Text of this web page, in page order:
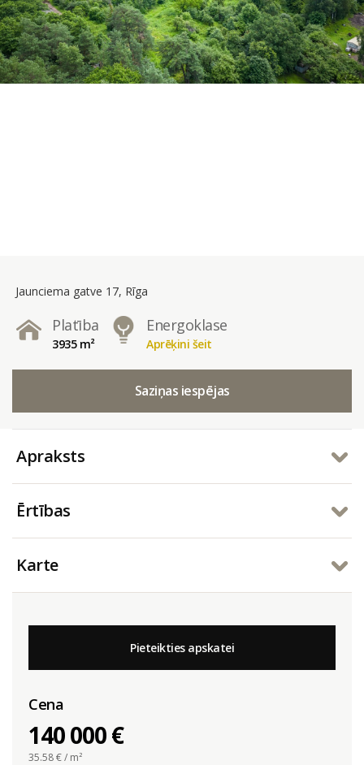
Jaunciema gatve 17, Rīga
Platība
3935 m²
Energoklase
Aprēķini šeit
Saziņas iespējas
Apraksts
Ērtības
Karte
Pieteikties apskatei
Cena
140 000 €
35.58€ / m²